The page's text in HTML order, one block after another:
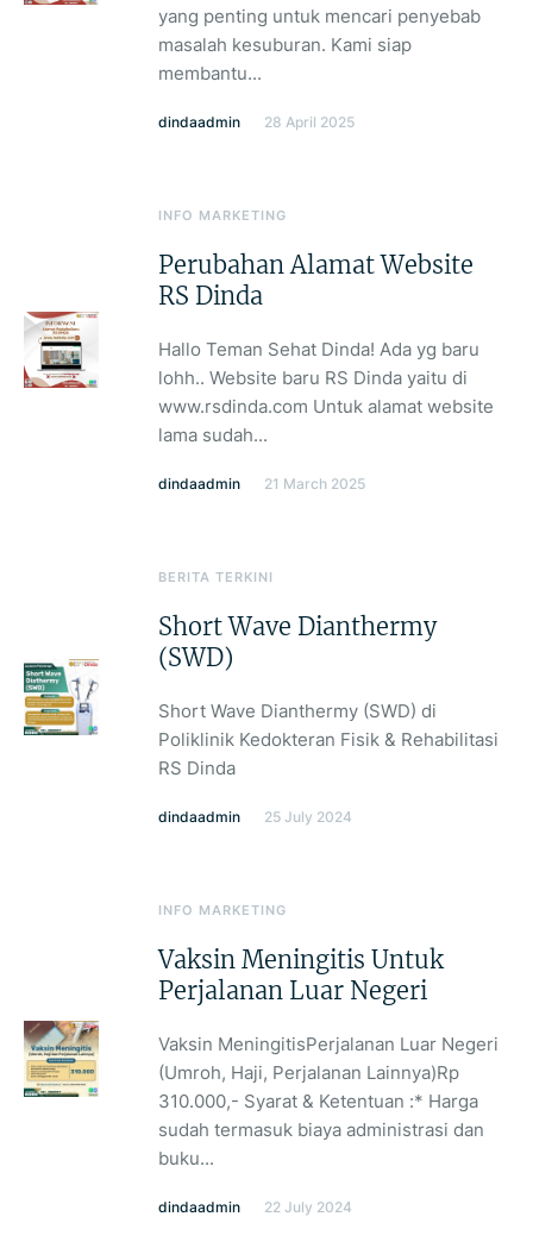
yang penting untuk mencari penyebab
masalah kesuburan. Kami siap
membantu...
dindaadmin 28 April 2025
INFO MARKETING
Perubahan Alamat Website
RS Dinda
Hallo Teman Sehat Dinda! Ada yg baru
lohh.. Website baru RS Dinda yaitu di
www.rsdinda.com Untuk alamat website
lama sudah...
dindaadmin 21 March 2025
BERITA TERKINI
Short Wave Dianthermy
(SWD)
Short Wave Dianthermy (SWD) di
Poliklinik Kedokteran Fisik & Rehabilitasi
RS Dinda
dindaadmin 25 July 2024
INFO MARKETING
Vaksin Meningitis Untuk
Perjalanan Luar Negeri
Vaksin MeningitisPerjalanan Luar Negeri
(Umroh, Haji, Perjalanan Lainnya)Rp
310.000,- Syarat & Ketentuan :* Harga
sudah termasuk biaya administrasi dan
buku...
dindaadmin 22 July 2024